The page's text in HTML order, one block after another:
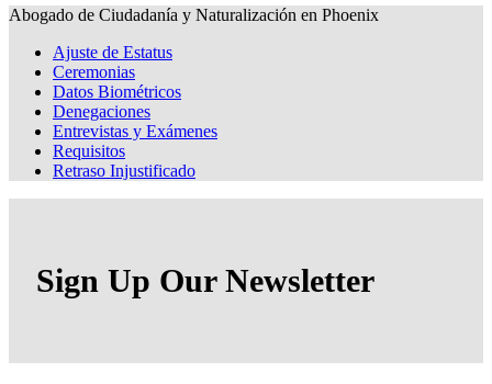
Abogado de Ciudadanía y Naturalización en Phoenix
Ajuste de Estatus
Ceremonias
Datos Biométricos
Denegaciones
Entrevistas y Exámenes
Requisitos
Retraso Injustificado
Sign Up Our Newsletter